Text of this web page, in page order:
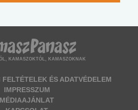
KAMASZOKTÓL, KAMASZOKNAK
ÉS ADATVÉDELEM
IMPRESSZUM
MÉDIAAJÁNLAT